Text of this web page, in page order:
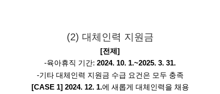
(2) 대체인력 지원금
[전제]
-육아휴직 기간: 2024. 10. 1.~2025. 3. 31.
-기타 대체인력 지원금 수급 요건은 모두 충족
[CASE 1] 2024. 12. 1.에 새롭게 대체인력을 채용